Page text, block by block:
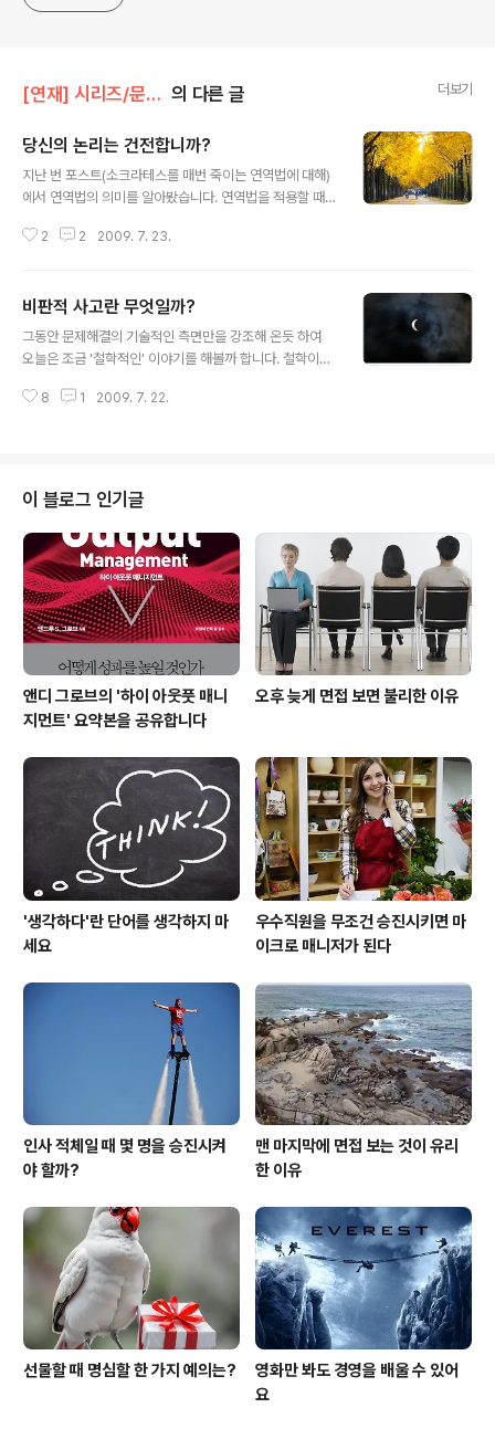
[연재] 시리즈/문제해결의 미학 의 다른 글 더보기
당신의 논리는 건전합니까?
지난 번 포스트(소크라테스를 매번 죽이는 연역법에 대해)
에서 연역법의 의미를 알아봤습니다. 연역법을 적용할 때
나타나는 대표적인 오류를 '타당성'과 '건전성'의 개념을 통
다. 그렇지 않으면 제아무리 목소리가 큰 사람의 주장이라
도 수용해서는 안됩니다. 다음과 같은 연역 논증을 살펴보
기 바랍니다. 어떤 세일즈맨이 고객에게 하는 말입니다. (대
다(B). (소전제) 그런데 선생님(C)은 이 제품의 구입을 고
2 2 2009. 7. 23.
비판적 사고란 무엇일까?
그동안 문제해결의 기술적인 측면만을 강조해 온듯 하여
오늘은 조금 '철학적인' 이야기를 해볼까 합니다. 철학이라
문제해결사가 갖춰야 할 가장 기본이 되는 역량이자 어떻
한 사고(思考) 역량이 무엇이겠느냐는 질문에 이렇게 답하
곤 합니다. 약간씩 답변이 다르겠지만, 대개는 비판적 사고,
논리적 사고, 창조적 사고, 전략적 사고 등이 문제해결사가
지녀야 할 사고방식이라고 답변을 할 겁니다. 그런데 각각
이 어떤 의미인지 구별해 달라고 질문을 다시 던지면 우물
쭈물하거나 말문이 탁 ..
8 1 2009. 7. 22.
이 블로그 인기글
앤디 그로브의 '하이 아웃풋 매니
지먼트' 요약본을 공유합니다
오후 늦게 면접 보면 불리한 이유
'생각하다'란 단어를 생각하지 마
세요
우수직원을 무조건 승진시키면 마
이크로 매니저가 된다
인사 적체일 때 몇 명을 승진시켜
야 할까?
맨 마지막에 면접 보는 것이 유리
한 이유
선물할 때 명심할 한 가지 예의는?
영화만 봐도 경영을 배울 수 있어
요